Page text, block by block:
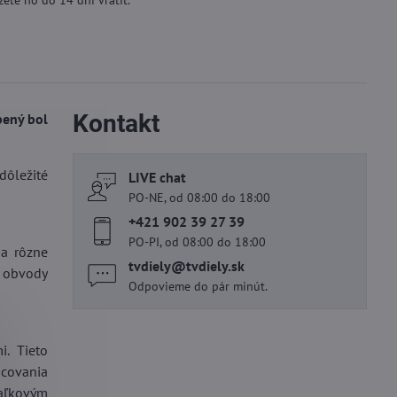
bol
rôzne
Tieto
Kontakt
LIVE chat
PO-NE, od 08:00 do 18:00
+421 902 39 27 39
PO-PI, od 08:00 do 18:00
tvdiely​@tvdiely​.sk
Odpovieme do pár minút.